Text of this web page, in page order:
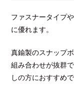
ファスナータイプ
に優れます。
真鍮製のスナップ
組み合わせが抜群
しの方におすすめで